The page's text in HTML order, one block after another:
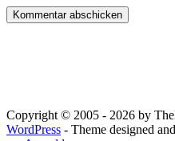
Copyright © 2005 - 2026 by
WordPress - Theme designed